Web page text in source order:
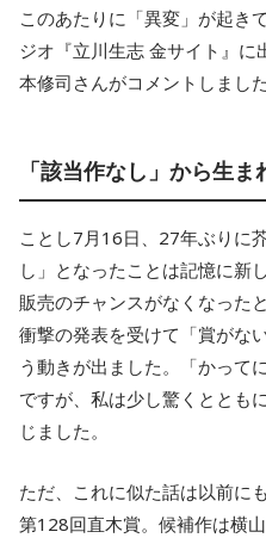
このあたりに「異変」が起き
ジオ『立川生志 金サイト』
本修司さんがコメントしました
「該当作なし」から生ま
ことし7月16日、27年ぶりに
し」となったことは記憶に新
販売のチャンスがなくなった
衝撃の発表を受けて「賞がな
う動きが出ました。「かって
ですが、私は少し驚くととも
じました。
ただ、これに似た話は以前に
第128回直木賞。候補作は横